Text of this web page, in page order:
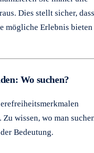
Dies stellt sicher, dass
mögliche Erlebnis bieten
Wo suchen?
wissen, wo man
Bedeutung.